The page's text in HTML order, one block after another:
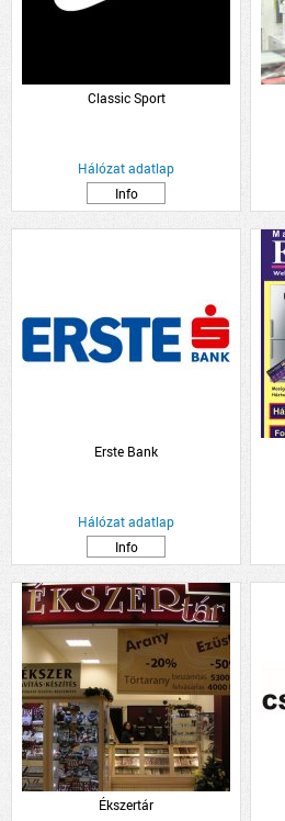
Classic Sport
Hálózat adatlap
Info
Erste Bank
Hálózat adatlap
Info
Ékszertár